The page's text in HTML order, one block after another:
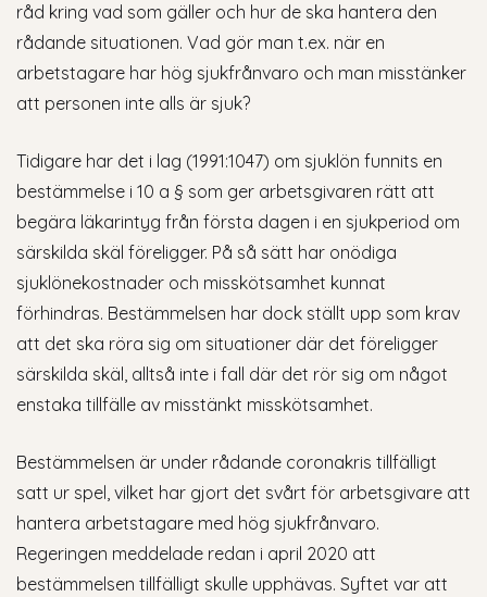
råd kring vad som gäller och hur de ska hantera den
rådande situationen. Vad gör man t.ex. när en
arbetstagare har hög sjukfrånvaro och man misstänker
att personen inte alls är sjuk?
Tidigare har det i lag (1991:1047) om sjuklön funnits en
bestämmelse i 10 a § som ger arbetsgivaren rätt att
begära läkarintyg från första dagen i en sjukperiod om
särskilda skäl föreligger. På så sätt har onödiga
sjuklönekostnader och misskötsamhet kunnat
förhindras. Bestämmelsen har dock ställt upp som krav
att det ska röra sig om situationer där det föreligger
särskilda skäl, alltså inte i fall där det rör sig om något
enstaka tillfälle av misstänkt misskötsamhet.
Bestämmelsen är under rådande coronakris tillfälligt
satt ur spel, vilket har gjort det svårt för arbetsgivare att
hantera arbetstagare med hög sjukfrånvaro.
Regeringen meddelade redan i april 2020 att
bestämmelsen tillfälligt skulle upphävas. Syftet var att